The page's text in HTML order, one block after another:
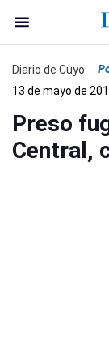
Diario de Cuyo
13 de mayo de
Preso
Central,